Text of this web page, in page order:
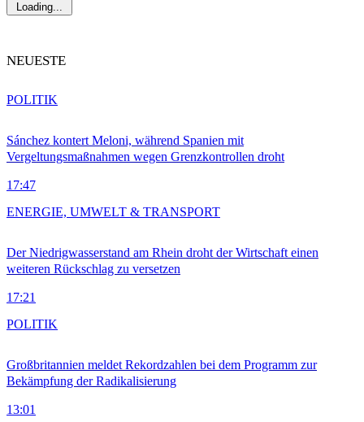
Loading...
NEUESTE
Sánchez kontert Meloni, während Spanien mit
Vergeltungsmaßnahmen wegen Grenzkontrollen droht
17:47
POLITIK
Der Niedrigwasserstand am Rhein droht der Wirtschaft einen
weiteren Rückschlag zu versetzen
17:21
ENERGIE, UMWELT & TRANSPORT
Großbritannien meldet Rekordzahlen bei dem Programm zur
Bekämpfung der Radikalisierung
13:01
POLITIK